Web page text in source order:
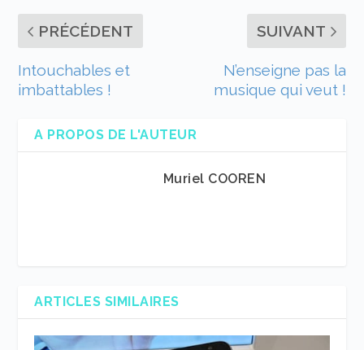
PRÉCÉDENT
Intouchables et
imbattables !
SUIVANT
N’enseigne pas la
musique qui veut !
A PROPOS DE L'AUTEUR
Muriel COOREN
ARTICLES SIMILAIRES